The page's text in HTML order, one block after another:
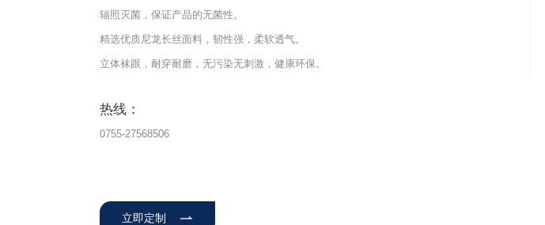
辐照灭菌，保证产品的无菌性。
精选优质尼龙长丝面料，韧性强，柔软透气。
立体袜跟，耐穿耐磨，无污染无刺激，健康环保。
热线：
0755-27568506
立即定制